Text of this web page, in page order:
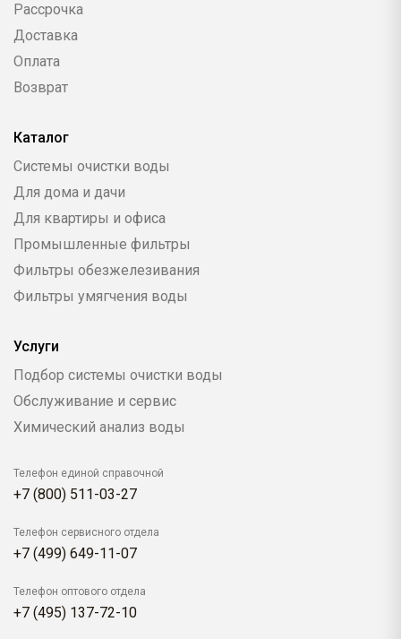
Рассрочка
Доставка
Оплата
Возврат
Каталог
Системы очистки воды
Для дома и дачи
Для квартиры и офиса
Промышленные фильтры
Фильтры обезжелезивания
Фильтры умягчения воды
Услуги
Подбор системы очистки воды
Обслуживание и сервис
Химический анализ воды
Телефон единой справочной
+7 (800) 511-03-27
Телефон сервисного отдела
+7 (499) 649-11-07
Телефон оптового отдела
+7 (495) 137-72-10